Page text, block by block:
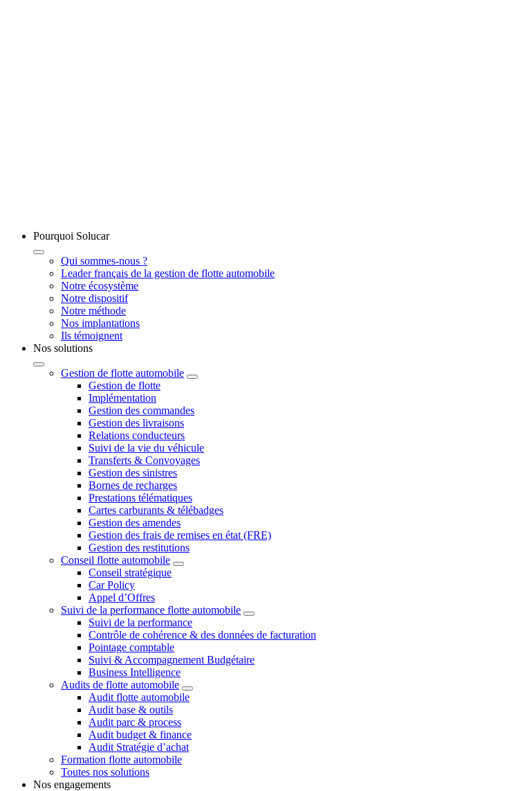
Pourquoi Solucar
Qui sommes-nous ?
Leader français de la gestion de flotte automobile
Notre écosystème
Notre dispositif
Notre méthode
Nos implantations
Ils témoignent
Nos solutions
Gestion de flotte automobile
Gestion de flotte
Implémentation
Gestion des commandes
Gestion des livraisons
Relations conducteurs
Suivi de la vie du véhicule
Transferts & Convoyages
Gestion des sinistres
Bornes de recharges
Prestations télématiques
Cartes carburants & télébadges
Gestion des amendes
Gestion des frais de remises en état (FRE)
Gestion des restitutions
Conseil flotte automobile
Conseil stratégique
Car Policy
Appel d’Offres
Suivi de la performance flotte automobile
Suivi de la performance
Contrôle de cohérence & des données de facturation
Pointage comptable
Suivi & Accompagnement Budgétaire
Business Intelligence
Audits de flotte automobile
Audit flotte automobile
Audit base & outils
Audit parc & process
Audit budget & finance
Audit Stratégie d’achat
Formation flotte automobile
Toutes nos solutions
Nos engagements